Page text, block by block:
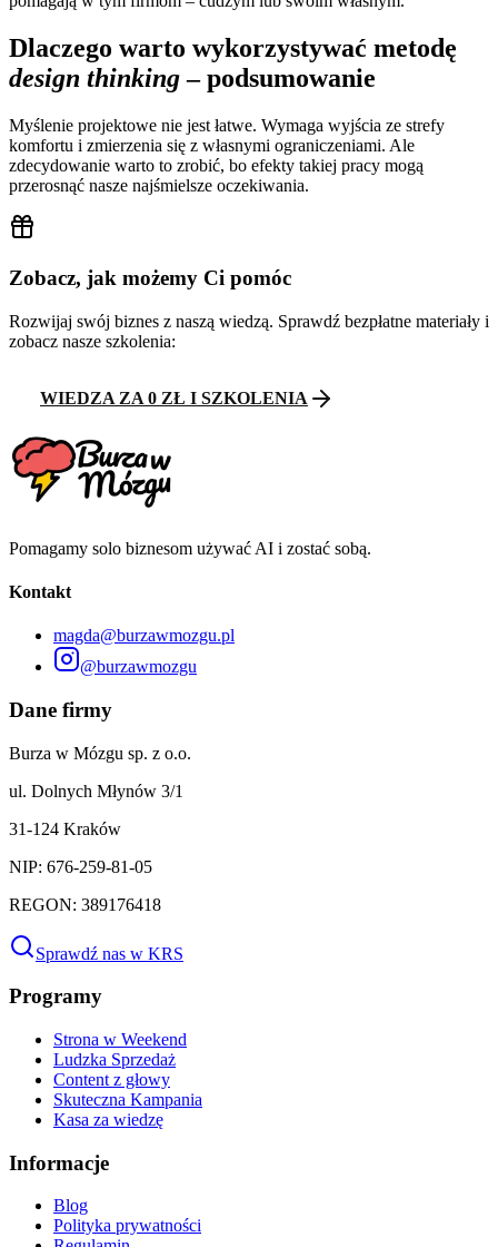
Dlaczego warto wykorzystywać metodę
design thinking– podsumowanie
Myślenie projektowe nie jest łatwe. Wymaga wyjścia ze strefy
komfortu i zmierzenia się z własnymi ograniczeniami. Ale
zdecydowanie warto to zrobić, bo efekty takiej pracy mogą
przerosnąć nasze najśmielsze oczekiwania.
Zobacz, jak możemy Ci pomóc
Rozwijaj swój biznes z naszą wiedzą. Sprawdź bezpłatne materiały i
zobacz nasze szkolenia:
WIEDZA ZA 0 ZŁ I SZKOLENIA
Pomagamy solo biznesom używać AI i zostać sobą.
Kontakt
magda@burzawmozgu.pl
@burzawmozgu
Dane firmy
Burza w Mózgu sp. z o.o.
ul. Dolnych Młynów 3/1
31-124 Kraków
NIP: 676-259-81-05
REGON: 389176418
Sprawdź nas w KRS
Programy
Strona w Weekend
Ludzka Sprzedaż
Content z głowy
Skuteczna Kampania
Kasa za wiedzę
Informacje
Blog
Polityka prywatności